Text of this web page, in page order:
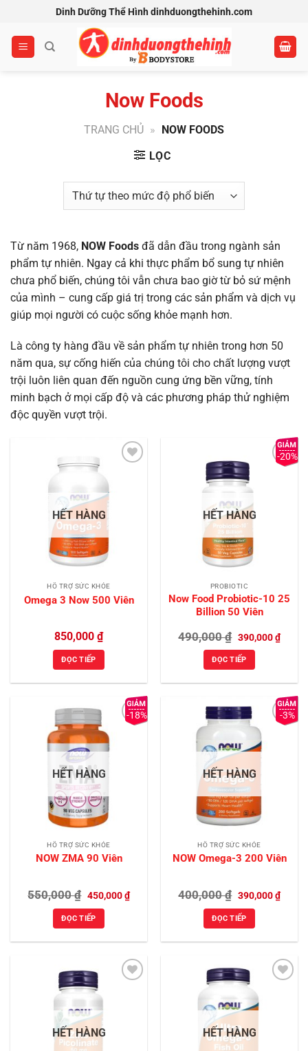
nội
dung
Dinh Dưỡng Thể Hình dinhduongthehinh.com
Now Foods
TRANG CHỦ »
NOW FOODS
LỌC
Từ năm 1968, NOW Foods đã dẫn đầu trong ngành sản
phẩm tự nhiên. Ngay cả khi thực phẩm bổ sung tự nhiên
chưa phổ biến, chúng tôi vẫn chưa bao giờ từ bỏ sứ mệnh
của mình – cung cấp giá trị trong các sản phẩm và dịch vụ
giúp mọi người có cuộc sống khỏe mạnh hơn.
Là công ty hàng đầu về sản phẩm tự nhiên trong hơn 50
năm qua, sự cống hiến của chúng tôi cho chất lượng vượt
trội luôn liên quan đến nguồn cung ứng bền vững, tính
minh bạch ở mọi cấp độ và các phương pháp thử nghiệm
độc quyền vượt trội.
HẾT HÀNG
HỖ TRỢ SỨC KHỎE
Omega 3 Now 500 Viên
850,000 ₫
ĐỌC TIẾP
-20%
HẾT HÀNG
PROBIOTIC
Now Food Probiotic-10 25
Billion 50 Viên
490,000₫ Giá
gốc
là:
490,000 ₫.
390,000₫Giá
hiện
ĐỌC TIẾP
-18%
HẾT HÀNG
HỖ TRỢ SỨC KHỎE
NOW ZMA 90 Viên
550,000₫ Giá
gốc
là:
550,000 ₫.
450,000₫Giá
hiện
ĐỌC TIẾP
-3%
HẾT HÀNG
HỖ TRỢ SỨC KHỎE
NOW Omega-3 200 Viên
400,000₫ Giá
gốc
là:
400,000 ₫.
390,000₫Giá
hiện
ĐỌC TIẾP
HẾT HÀNG HẾT HÀNG